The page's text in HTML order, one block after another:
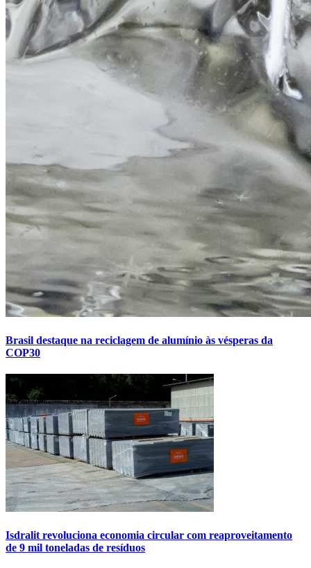
Brasil destaque na reciclagem de alumínio às vésperas da
COP30
Isdralit revoluciona economia circular com reaproveitamento
de 9 mil toneladas de resíduos